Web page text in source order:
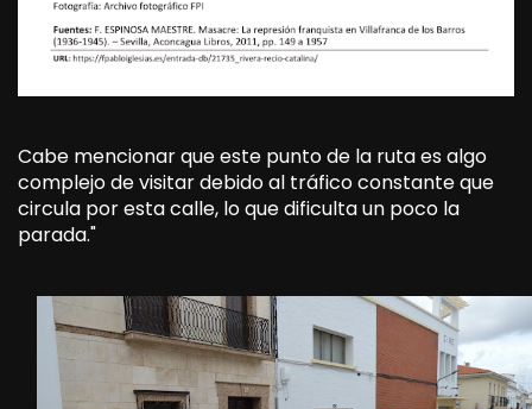
Cabe mencionar que este punto de la ruta es algo
complejo de visitar debido al tráfico constante que
circula por esta calle, lo que dificulta un poco la
parada."